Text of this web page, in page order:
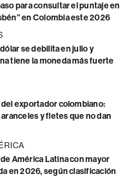
para consultar el puntaje en
en Colombia este 2026
se debilita en julio y
tiene la moneda más fuerte
del exportador colombiano:
y fletes que no dan
América Latina con mayor
en 2026, según clasificación